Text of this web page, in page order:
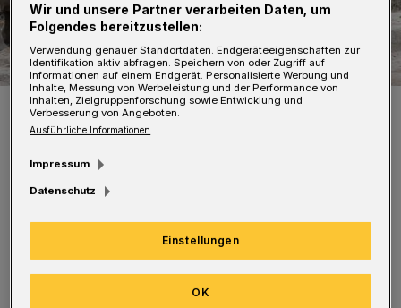
Die Elefantenfamilie ist wieder beisammen.
Am 6. März 2020 kam „Tsavo“ zur Welt, am
20. April 2020 „Kimana“. Elefantenbulle
„Tooth“ durfte, um den Nachwuchs nicht zu
Wir und unsere Partner verarbeiten Daten, um
Folgendes bereitzustellen:
Verwendung genauer Standortdaten. Endgeräteeigenschaften zur
Identifikation aktiv abfragen. Speichern von oder Zugriff auf
Informationen auf einem Endgerät. Personalisierte Werbung und
Inhalte, Messung von Werbeleistung und der Performance von
Inhalten, Zielgruppenforschung sowie Entwicklung und
Verbesserung von Angeboten.
Ausführliche Informationen
Impressum
Datenschutz
Einstellungen
OK